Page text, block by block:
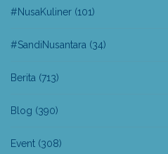
#NusaKuliner (101)
#SandiNusantara (34)
Berita (713)
Blog (390)
Event (308)